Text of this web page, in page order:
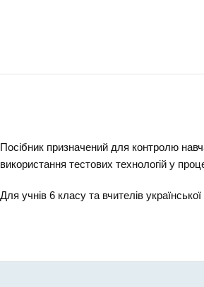
Посібник призначений для контролю
використання тестових технологій у
Для учнів 6 класу та вчителів української